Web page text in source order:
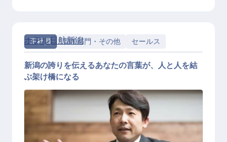
正社員 管理部門・その他 セールス
ホテル日航新潟
新潟の誇りを伝えるあなたの言葉が、人と人を結
ぶ架け橋になる